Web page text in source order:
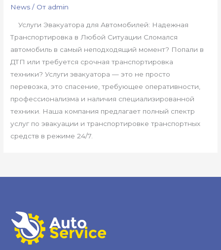
News / От admin
Услуги Эвакуатора для Автомобилей: Надежная
Транспортировка в Любой Ситуации Сломался
автомобиль в самый неподходящий момент? Попали в
ДТП или требуется срочная транспортировка
техники? Услуги эвакуатора — это не просто
перевозка, это спасение, требующее оперативности,
профессионализма и наличия специализированной
техники. Наша компания предлагает полный спектр
услуг по эвакуации и транспортировке транспортных
средств в режиме 24/7.